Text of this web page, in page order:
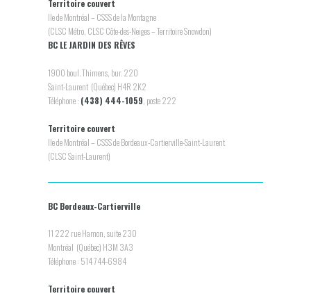
Territoire couvert
Ile de Montréal – CSSS de la Montagne
(CLSC Métro, CLSC Côte-des-Neiges – Territoire Snowdon)
BC LE JARDIN DES RÊVES
1900 boul. Thimens, bur. 220
Saint-Laurent (Québec) H4R 2K2
Téléphone : (438) 444-1059 , poste 222
Territoire couvert
Ile de Montréal – CSSS de Bordeaux-Cartierville-Saint-Laurent
(CLSC Saint-Laurent)
BC Bordeaux-Cartierville
11 222 rue Hamon, suite 230
Montréal (Québec) H3M 3A3
Téléphone : 514 744-6984
Territoire couvert